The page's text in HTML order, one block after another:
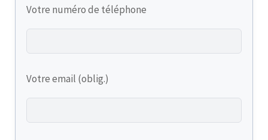
Votre numéro de téléphone
Votre email (oblig.)